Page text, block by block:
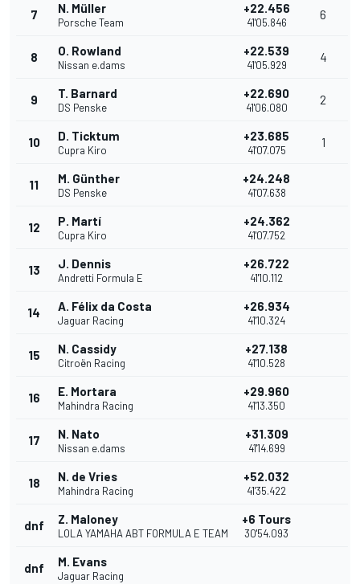
7 N. Müller
Porsche Team
+22.456
41'05.846
6
8 O. Rowland
Nissan e.dams
+22.539
41'05.929
4
9 T. Barnard
DS Penske
+22.690
41'06.080
2
10 D. Ticktum
Cupra Kiro
+23.685
41'07.075
1
11 M. Günther
DS Penske
+24.248
41'07.638
12 P. Martí
Cupra Kiro
+24.362
41'07.752
13 J. Dennis
Andretti Formula E
+26.722
41'10.112
14 A. Félix da Costa
Jaguar Racing
+26.934
41'10.324
15 N. Cassidy
Citroën Racing
+27.138
41'10.528
16 E. Mortara
Mahindra Racing
+29.960
41'13.350
17 N. Nato
Nissan e.dams
+31.309
41'14.699
18 N. de Vries
Mahindra Racing
+52.032
41'35.422
dnf Z. Maloney
LOLA YAMAHA ABT FORMULA E TEAM
+6 Tours
30'54.093
dnf M. Evans
Jaguar Racing